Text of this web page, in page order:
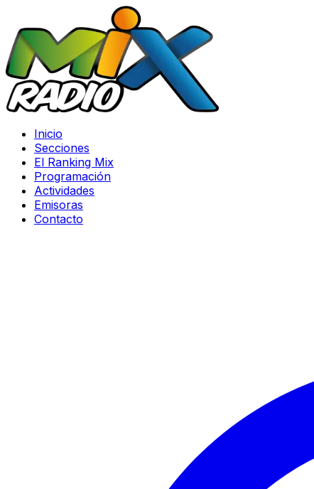
Inicio
Secciones
El Ranking Mix
Programación
Actividades
Emisoras
Contacto